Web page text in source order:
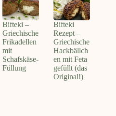
Bifteki –
Griechische
Frikadellen
mit
Schafskäse-
Füllung
Bifteki
Rezept –
Griechische
Hackbällch
en mit Feta
gefüllt (das
Original!)